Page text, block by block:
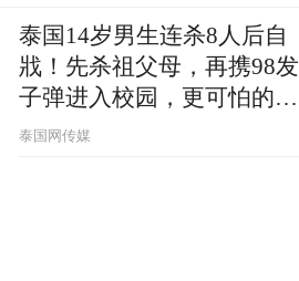
泰国14岁男生连杀8人后自
戕！先杀祖父母，再携98发
子弹进入校园，更可怕的细
节公布了
泰国网传媒